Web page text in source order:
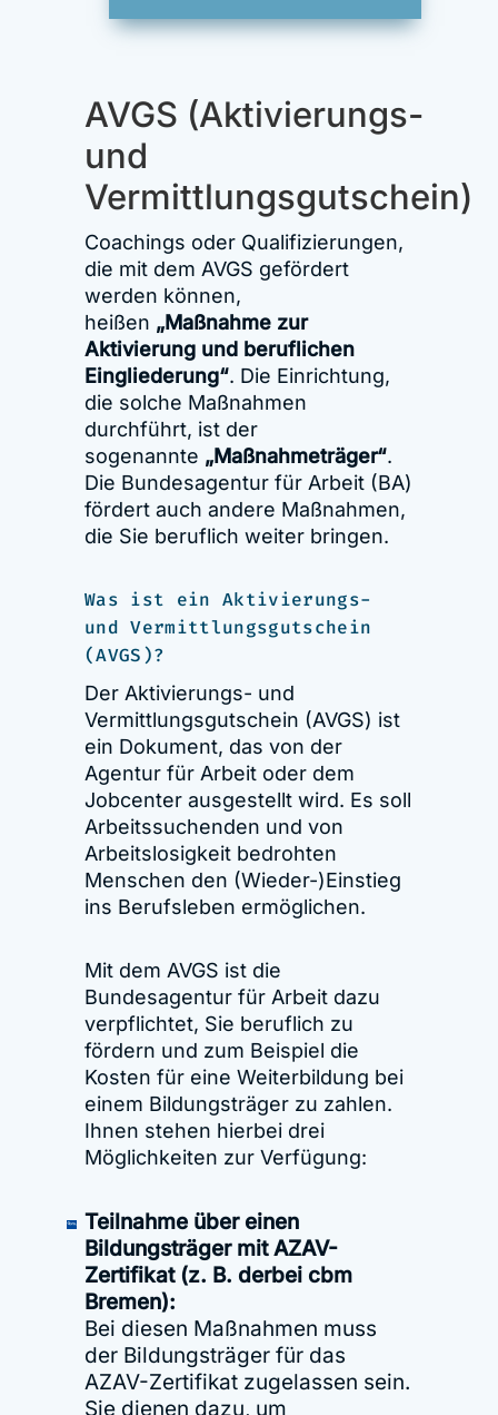
AVGS (Aktivierungs-
und
Vermittlungsgutschein)
Coachings oder Qualifizierungen,
die mit dem AVGS gefördert
werden können,
heißen „Maßnahme zur
Aktivierung und beruflichen
Eingliederung“. Die Einrichtung,
die solche Maßnahmen
durchführt, ist der
sogenannte „Maßnahmeträger“.
Die Bundesagentur für Arbeit (BA)
fördert auch andere Maßnahmen,
die Sie beruflich weiter bringen.
Was ist ein Aktivierungs-
und Vermittlungsgutschein
(AVGS)?
Der Aktivierungs- und
Vermittlungsgutschein (AVGS) ist
ein Dokument, das von der
Agentur für Arbeit oder dem
Jobcenter ausgestellt wird. Es soll
Arbeitssuchenden und von
Arbeitslosigkeit bedrohten
Menschen den (Wieder-)Einstieg
ins Berufsleben ermöglichen.
Mit dem AVGS ist die
Bundesagentur für Arbeit dazu
verpflichtet, Sie beruflich zu
fördern und zum Beispiel die
Kosten für eine Weiterbildung bei
einem Bildungsträger zu zahlen.
Ihnen stehen hierbei drei
Möglichkeiten zur Verfügung:
Teilnahme über einen
Bildungsträger mit AZAV-
Zertifikat (z. B. derbei cbm
Bremen):
Bei diesen Maßnahmen muss
der Bildungsträger für das
AZAV-Zertifikat zugelassen sein.
Sie dienen dazu, um